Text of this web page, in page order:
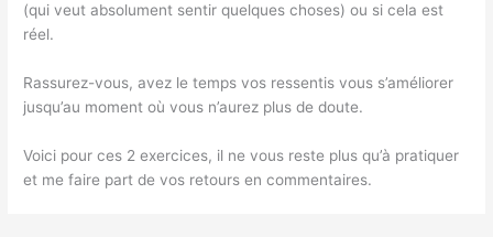
(qui veut absolument sentir quelques choses) ou si cela est
réel.
Rassurez-vous, avez le temps vos ressentis vous s’améliorer
jusqu’au moment où vous n’aurez plus de doute.
Voici pour ces 2 exercices, il ne vous reste plus qu’à pratiquer
et me faire part de vos retours en commentaires.